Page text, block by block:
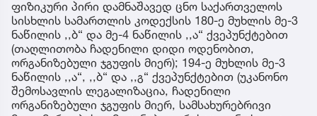
ფიზიკური პირი დამნაშავედ ცნო საქართველოს
სისხლის სამართლის კოდექსის 180-ე მუხლის მე-3
ნაწილის ,,ბ“ და მე-4 ნაწილის ,,ა“ ქვეპუნქტებით
(თაღლითობა ჩადენილი დიდი ოდენობით,
ორგანიზებული ჯგუფის მიერ); 194-ე მუხლის მე-3
ნაწილის ,,ა“, ,,ბ“ და ,,გ“ ქვეპუნქტებით (უკანონო
შემოსავლის ლეგალიზაცია, ჩადენილი
ორგანიზებული ჯგუფის მიერ, სამსახურებრივი